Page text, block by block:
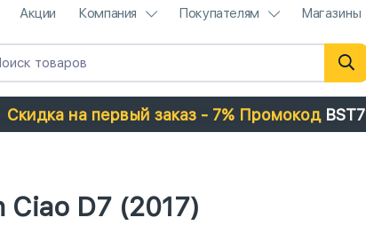
Акции Компания Покупателям Магазины
Скидка на первый заказ - 7% Промокод BST7
D7 (2017)